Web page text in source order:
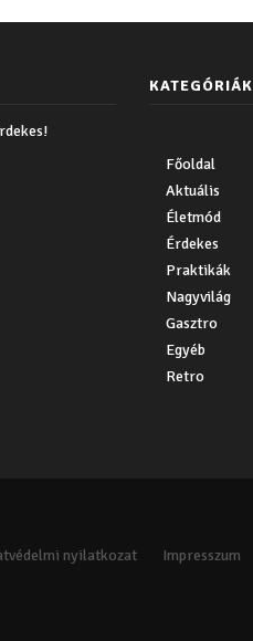
KATEGÓRIÁK
Főoldal
Aktuális
Életmód
Érdekes
Praktikák
Nagyvilág
Gasztro
Egyéb
Retro
nyilatkozat Impresszum